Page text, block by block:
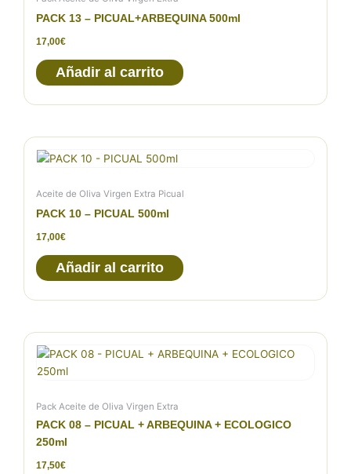
PACK 13 – PICUAL+ARBEQUINA 500ml
17,00€
Añadir al carrito
Aceite de Oliva Virgen Extra Picual
PACK 10 – PICUAL 500ml
17,00€
Añadir al carrito
Pack Aceite de Oliva Virgen Extra
PACK 08 – PICUAL + ARBEQUINA + ECOLOGICO
250ml
17,50€